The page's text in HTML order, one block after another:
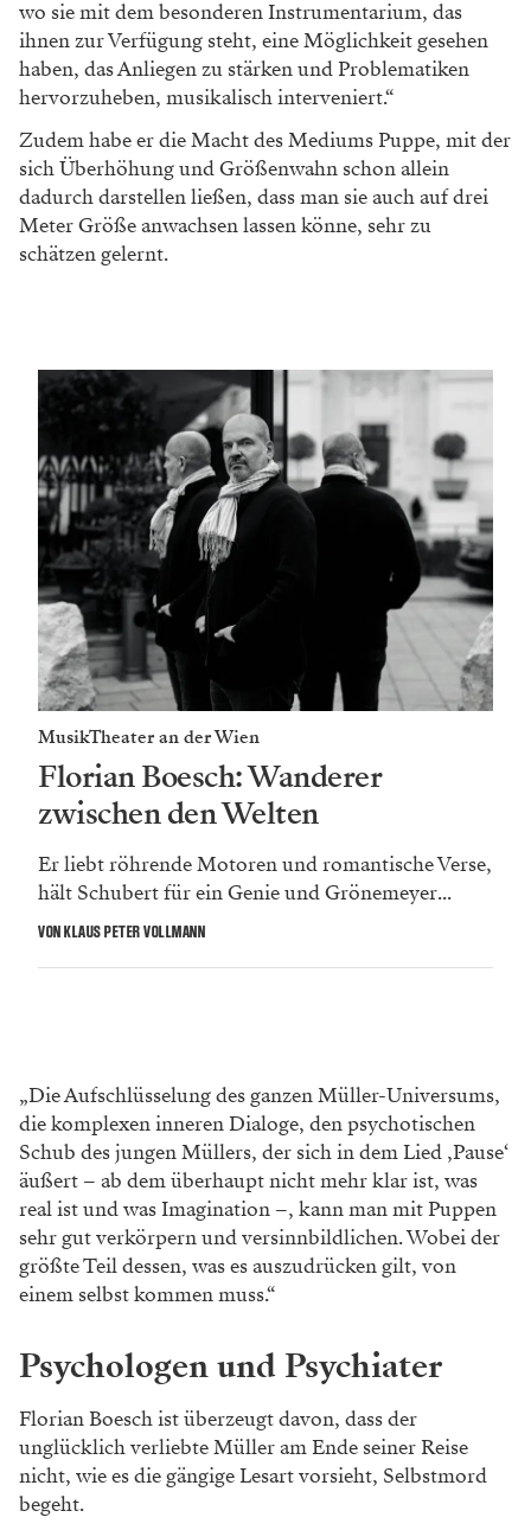
wo sie mit dem besonderen Instrumentarium, das
ihnen zur Verfügung steht, eine Möglichkeit gesehen
haben, das Anliegen zu stärken und Problematiken
hervorzuheben, musikalisch interveniert.“
Zudem habe er die Macht des Mediums Puppe, mit der
sich Überhöhung und Größenwahn schon allein
dadurch darstellen ließen, dass man sie auch auf drei
Meter Größe anwachsen lassen könne, sehr zu
schätzen gelernt.
MusikTheater an der Wien
Florian Boesch: Wanderer
zwischen den Welten
Er liebt röhrende Motoren und romantische Verse,
hält Schubert für ein Genie und Grönemeyer...
VON KLAUS PETER VOLLMANN
„Die Aufschlüsselung des ganzen Müller-Universums,
die komplexen inneren Dialoge, den psychotischen
Schub des jungen Müllers, der sich in dem Lied ‚Pause‘
äußert – ab dem überhaupt nicht mehr klar ist, was
real ist und was Imagination –, kann man mit Puppen
sehr gut verkörpern und versinnbildlichen. Wobei der
größte Teil dessen, was es auszudrücken gilt, von
einem selbst kommen muss.“
Psychologen und Psychiater
Florian Boesch ist überzeugt davon, dass der
unglücklich verliebte Müller am Ende seiner Reise
nicht, wie es die gängige Lesart vorsieht, Selbstmord
begeht.